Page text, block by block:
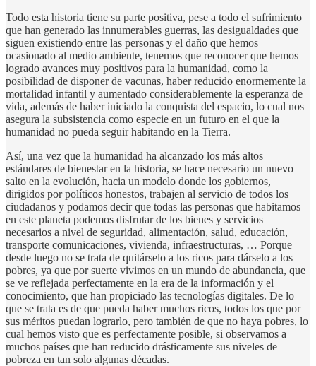
Todo esta historia tiene su parte positiva, pese a todo el sufrimiento
que han generado las innumerables guerras, las desigualdades que
siguen existiendo entre las personas y el daño que hemos
ocasionado al medio ambiente, tenemos que reconocer que hemos
logrado avances muy positivos para la humanidad, como la
posibilidad de disponer de vacunas, haber reducido enormemente la
mortalidad infantil y aumentado considerablemente la esperanza de
vida, además de haber iniciado la conquista del espacio, lo cual nos
asegura la subsistencia como especie en un futuro en el que la
humanidad no pueda seguir habitando en la Tierra.
Así, una vez que la humanidad ha alcanzado los más altos
estándares de bienestar en la historia, se hace necesario un nuevo
salto en la evolución, hacia un modelo donde los gobiernos,
dirigidos por políticos honestos, trabajen al servicio de todos los
ciudadanos y podamos decir que todas las personas que habitamos
en este planeta podemos disfrutar de los bienes y servicios
necesarios a nivel de seguridad, alimentación, salud, educación,
transporte comunicaciones, vivienda, infraestructuras, … Porque
desde luego no se trata de quitárselo a los ricos para dárselo a los
pobres, ya que por suerte vivimos en un mundo de abundancia, que
se ve reflejada perfectamente en la era de la información y el
conocimiento, que han propiciado las tecnologías digitales. De lo
que se trata es de que pueda haber muchos ricos, todos los que por
sus méritos puedan lograrlo, pero también de que no haya pobres, lo
cual hemos visto que es perfectamente posible, si observamos a
muchos países que han reducido drásticamente sus niveles de
pobreza en tan solo algunas décadas.